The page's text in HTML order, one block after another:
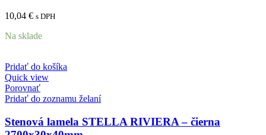
10,04 € s DPH
Na sklade
Pridať do košíka
Quick view
Porovnať
Pridať do zoznamu želaní
Stenová lamela STELLA RIVIERA – čierna